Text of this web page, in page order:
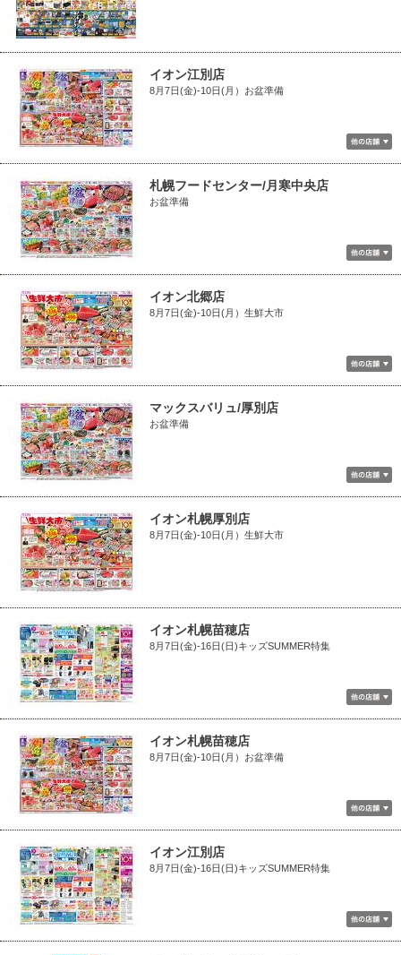
イオン江別店
8月7日(金)-10日(月）お盆準備
札幌フードセンター/月寒中央店
お盆準備
イオン北郷店
8月7日(金)-10日(月）生鮮大市
マックスバリュ/厚別店
お盆準備
イオン札幌厚別店
8月7日(金)-10日(月）生鮮大市
イオン札幌苗穂店
8月7日(金)-16日(日)キッズSUMMER特集
イオン札幌苗穂店
8月7日(金)-10日(月）お盆準備
イオン江別店
8月7日(金)-16日(日)キッズSUMMER特集